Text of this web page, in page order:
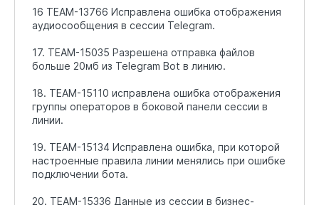
16 TEAM-13766 Исправлена ошибка отображения
аудиосообщения в сессии Telegram.
17. TEAM-15035 Разрешена отправка файлов
больше 20мб из Telegram Bot в линию.
18. TEAM-15110 исправлена ошибка отображения
группы операторов в боковой панели сессии в
линии.
19. TEAM-15134 Исправлена ошибка, при которой
настроенные правила линии менялись при ошибке
подключении бота.
20. TEAM-15336 Данные из сессии в бизнес-